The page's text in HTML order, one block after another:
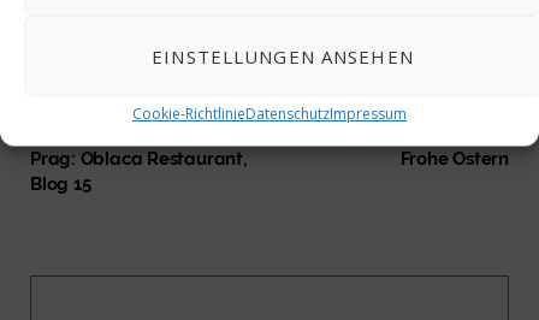
EINSTELLUNGEN ANSEHEN
Cookie-RichtlinieDatenschutzImpressum
Prag: Oblaca Restaurant,
Blog 15
Frohe Ostern